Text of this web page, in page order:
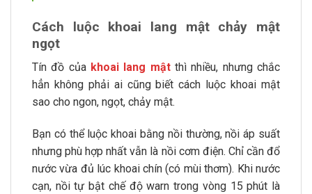
Cách luộc khoai lang mật chảy mật
ngọt
Tín đồ củakhoai lang mậtthì nhiều, nhưng chắc
hẳn không phải ai cũng biết cách luộc khoai mật
sao cho ngon, ngọt, chảy mật.
Bạn có thể luộc khoai bằng nồi thường, nồi áp suất
nhưng phù hợp nhất vẫn là nồi cơm điện. Chỉ cần đổ
nước vừa đủ lúc khoai chín (có mùi thơm). Khi nước
cạn, nồi tự bật chế độ warn trong vòng 15 phút là